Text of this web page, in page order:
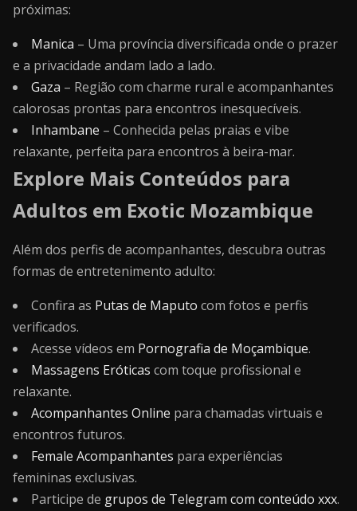
próximas:
Manica – Uma província diversificada onde o prazer
e a privacidade andam lado a lado.
Gaza – Região com charme rural e acompanhantes
calorosas prontas para encontros inesquecíveis.
Inhambane – Conhecida pelas praias e vibe
relaxante, perfeita para encontros à beira-mar.
Explore Mais Conteúdos para
Adultos em Exotic Mozambique
Além dos perfis de acompanhantes, descubra outras
formas de entretenimento adulto:
Confira as Putas de Maputo com fotos e perfis
verificados.
Acesse vídeos em Pornografia de Moçambique.
Massagens Eróticas com toque profissional e
relaxante.
Acompanhantes Online para chamadas virtuais e
encontros futuros.
Female Acompanhantes para experiências
femininas exclusivas.
Participe de grupos de Telegram com conteúdo xxx.